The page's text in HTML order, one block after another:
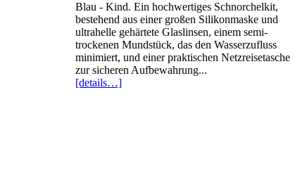
Blau - Kind. Ein hochwertiges Schnorchelkit,
bestehend aus einer großen Silikonmaske und
ultrahelle gehärtete Glaslinsen, einem semi-
trockenen Mundstück, das den Wasserzufluss
minimiert, und einer praktischen Netzreisetasche
zur sicheren Aufbewahrung...
[details…]